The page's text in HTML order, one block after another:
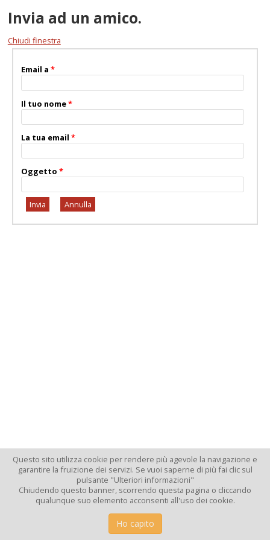
Invia ad un amico.
Chiudi finestra
Email a *
Il tuo nome*
La tua email *
Oggetto *
Invia Annulla
Questo sito utilizza cookie per rendere più agevole la navigazione e
garantire la fruizione dei servizi. Se vuoi saperne di più fai clic sul
pulsante "Ulteriori informazioni"
Chiudendo questo banner, scorrendo questa pagina o cliccando
qualunque suo elemento acconsenti all'uso dei cookie.
Ho capito